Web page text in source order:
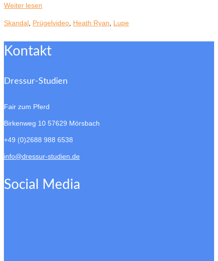
Weiter lesen
Skandal Prügelvideo Heath Ryan Lupe
Kontakt
Dressur-Studien
Fair zum Pferd
Birkenweg 10 57629 Mörsbach
+49 (0)2688 988 6538
info@dressur-studien.de
Social Media